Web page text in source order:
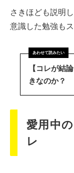
さきほども説明
意識した勉強も
【コレが結
きなのか？
愛用中
レ